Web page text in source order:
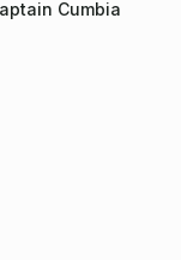
Cumbia